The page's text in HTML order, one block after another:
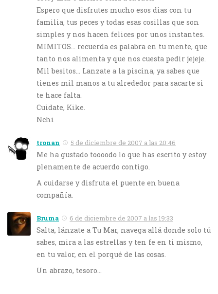
Espero que disfrutes mucho esos dias con tu
familia, tus peces y todas esas cosillas que son
simples y nos hacen felices por unos instantes.
MIMITOS… recuerda es palabra en tu mente, que
tanto nos alimenta y que nos cuesta pedir jejeje.
Mil besitos… Lanzate a la piscina, ya sabes que
tienes mil manos a tu alrededor para sacarte si
te hace falta.
Cuidate, Kike.
Nchi
tronan 5 de diciembre de 2007 a las 20:46
Me ha gustado toooodo lo que has escrito y estoy
plenamente de acuerdo contigo.
A cuidarse y disfruta el puente en buena
compañía.
Bruma 6 de diciembre de 2007 a las 19:33
Salta, lánzate a Tu Mar, navega allá donde solo tú
sabes, mira a las estrellas y ten fe en ti mismo,
en tu valor, en el porqué de las cosas.
Un abrazo, tesoro…